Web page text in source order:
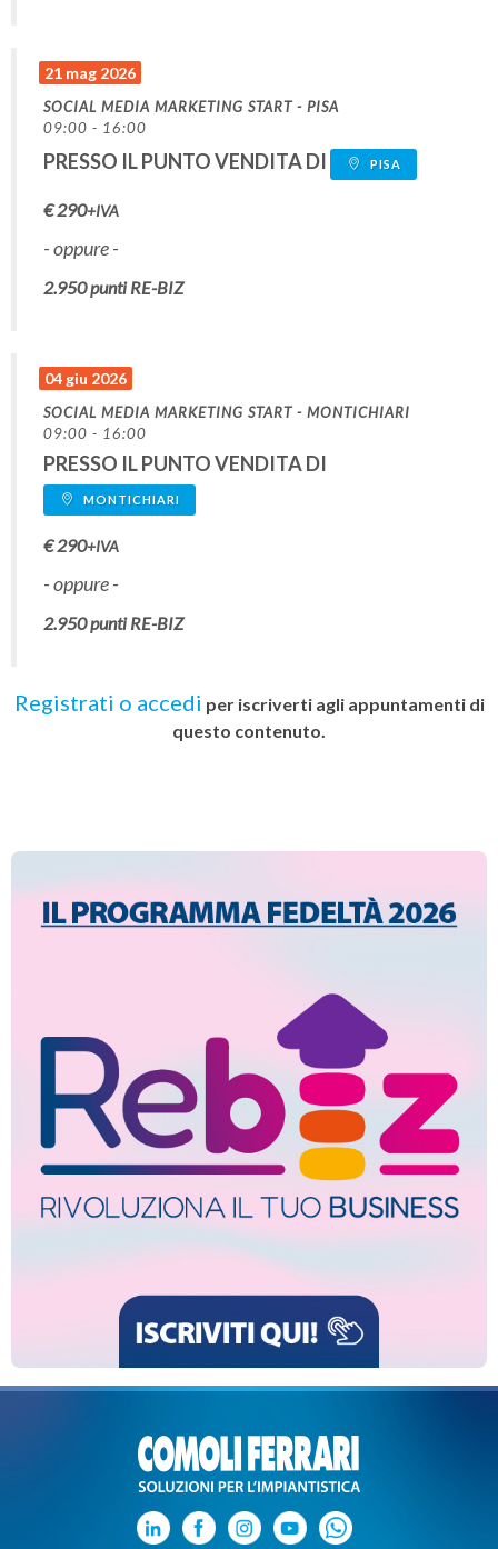
21 mag 2026
SOCIAL MEDIA MARKETING START - PISA
09:00 - 16:00
PRESSO IL PUNTO VENDITA DI PISA
€290+IVA
- oppure -
2.950punti RE-BIZ
04 giu 2026
SOCIAL MEDIA MARKETING START - MONTICHIARI
09:00 - 16:00
PRESSO IL PUNTO VENDITA DI
MONTICHIARI
€290+IVA
- oppure -
2.950punti RE-BIZ
per iscriverti agli appuntamenti di
questo contenuto.